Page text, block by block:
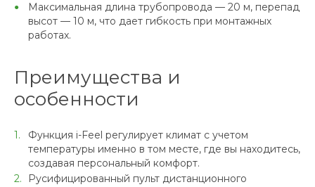
Максимальная длина трубопровода — 20 м, перепад
высот — 10 м, что дает гибкость при монтажных
работах.
Преимущества и
особенности
Функция i-Feel регулирует климат с учетом
температуры именно в том месте, где вы находитесь,
создавая персональный комфорт.
Русифицированный пульт дистанционного